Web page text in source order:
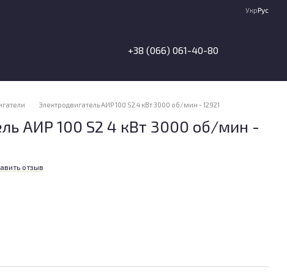
УкрРус
+38 (066) 061-40-80
Электродвигатель АИР 100 S2 4 кВт 3000 об/мин - 12921
АИР 100 S2 4 кВт 3000 об/мин -
отзыв